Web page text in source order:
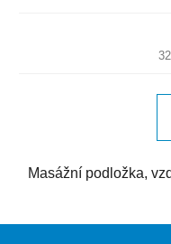
Masážní podložka,